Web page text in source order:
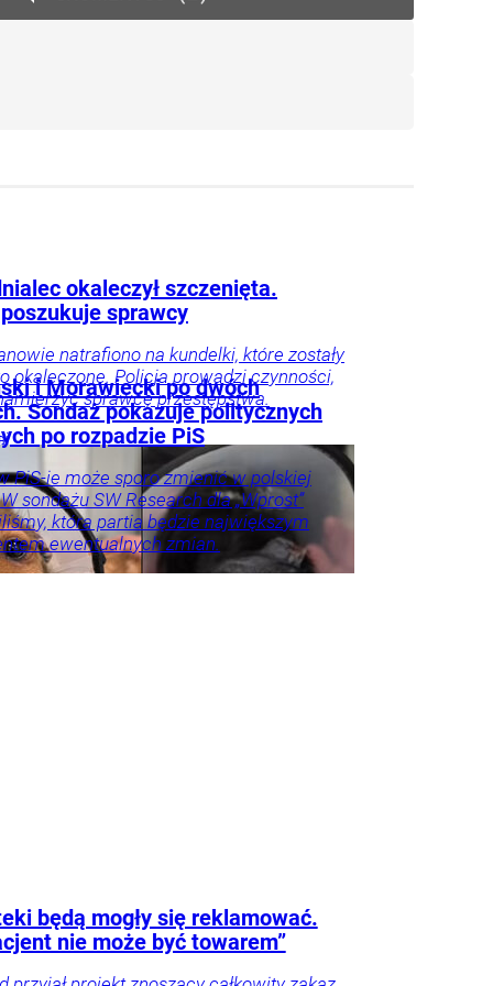
okaleczył szczenięta.
sprawcy
natrafiono na kundelki, które zostały
okaleczone. Policja prowadzi czynności,
sprawcę przestępstwa.
i Morawiecki po dwóch
Sondaż pokazuje politycznych
po rozpadzie PiS
PiS-ie może sporo zmienić w polskiej
sondażu SW Research dla „Wprost”
która partia będzie największym
ewentualnych zmian.
będą mogły się reklamować.
nie może być towarem”